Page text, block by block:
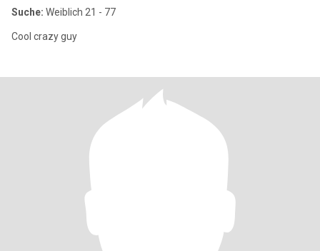
Suche: Weiblich 21 - 77
Cool crazy guy